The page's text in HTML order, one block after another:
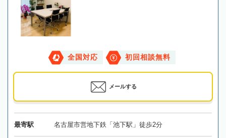
全国対応 初回相談無料
メールする
最寄駅 名古屋市営地下鉄「池下駅」徒歩2分